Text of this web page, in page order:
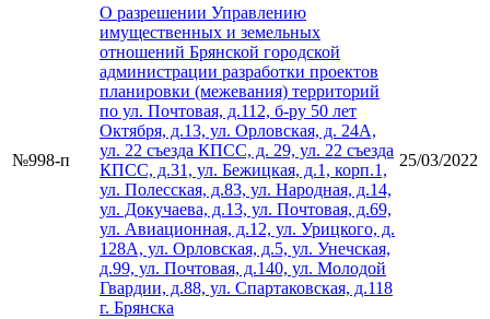
№998-п
О разрешении Управлению
имущественных и земельных
отношений Брянской городской
администрации разработки проектов
планировки (межевания) территорий
по ул. Почтовая, д.112, б-ру 50 лет
Октября, д.13, ул. Орловская, д. 24А,
ул. 22 съезда КПСС, д. 29, ул. 22 съезда
КПСС, д.31, ул. Бежицкая, д.1, корп.1,
ул. Полесская, д.83, ул. Народная, д.14,
ул. Докучаева, д.13, ул. Почтовая, д.69,
ул. Авиационная, д.12, ул. Урицкого, д.
128А, ул. Орловская, д.5, ул. Унечская,
д.99, ул. Почтовая, д.140, ул. Молодой
Гвардии, д.88, ул. Спартаковская, д.118
г. Брянска
25/03/2022